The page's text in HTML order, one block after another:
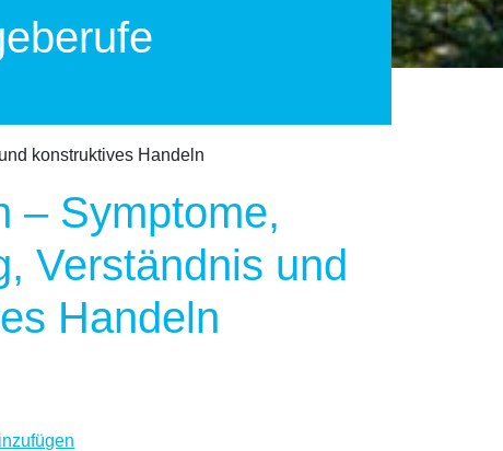
konstruktives Handeln
– Symptome,
Verständnis und
Handeln
Verständnis und konstruktives Handeln Menge